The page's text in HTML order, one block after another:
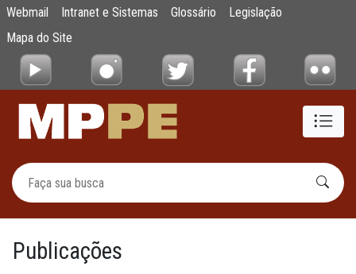
Pular para o Conteúdo principal
Publicações
Webmail Intranet e Sistemas Glossário
Legislação
Mapa do Site
Publicações